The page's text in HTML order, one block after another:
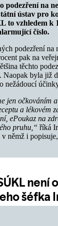
podezření na
ústav pro
to vzhledem k
číslo.
podezření na
pak na
těchto
byla již
nežádoucí
jen očkováním
a lékovém
ePoukaz na
pruhu,“ říká
v němž i